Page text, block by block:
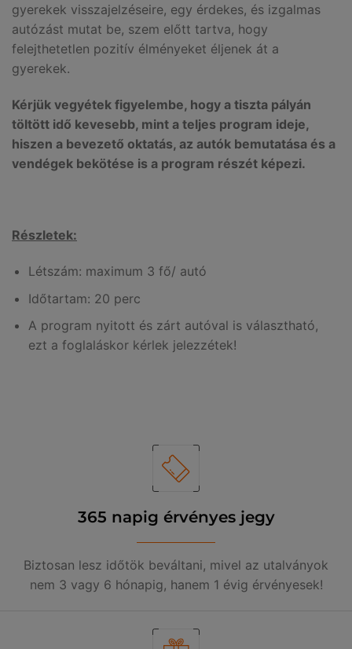
gyerekek visszajelzéseire, egy érdekes, és izgalmas
autózást mutat be, szem előtt tartva, hogy
felejthetetlen pozitív élményeket éljenek át a
gyerekek.
Kérjük vegyétek figyelembe, hogy a tiszta pályán
töltött idő kevesebb, mint a teljes program ideje,
hiszen a bevezető oktatás, az autók bemutatása és a
vendégek bekötése is a program részét képezi.
Részletek:
Létszám: maximum 3 fő/ autó
Időtartam: 20 perc
A program nyitott és zárt autóval is választható,
ezt a foglaláskor kérlek jelezzétek!
365 napig érvényes jegy
Biztosan lesz időtök beváltani, mivel az utalványok
nem 3 vagy 6 hónapig, hanem 1 évig érvényesek!